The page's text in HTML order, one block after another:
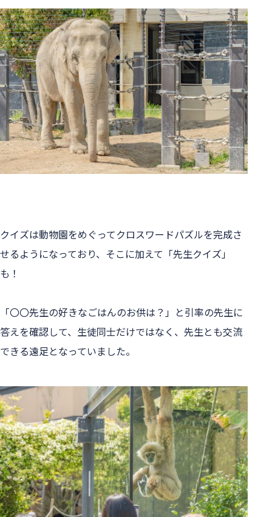
クイズは動物園をめぐってクロスワードパズルを完成さ
せるようになっており、そこに加えて「先生クイズ」
も！
「〇〇先生の好きなごはんのお供は？」と引率の先生に
答えを確認して、生徒同士だけではなく、先生とも交流
できる遠足となっていました。